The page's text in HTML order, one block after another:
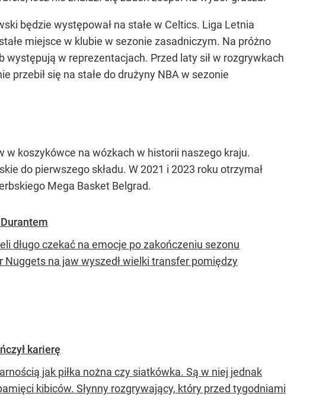
będzie występował na stałe w Celtics. Liga Letnia
miejsce w klubie w sezonie zasadniczym. Na próżno
w reprezentacjach. Przed laty sił w rozgrywkach
przebił się na stałe do drużyny NBA w sezonie
koszykówce na wózkach w historii naszego kraju.
do pierwszego składu. W 2021 i 2023 roku otrzymał
Mega Basket Belgrad.
długo czekać na emocje po zakończeniu sezonu
na jaw wyszedł wielki transfer pomiędzy
karierę
jak piłka nożna czy siatkówka. Są w niej jednak
kibiców. Słynny rozgrywający, który przed tygodniami